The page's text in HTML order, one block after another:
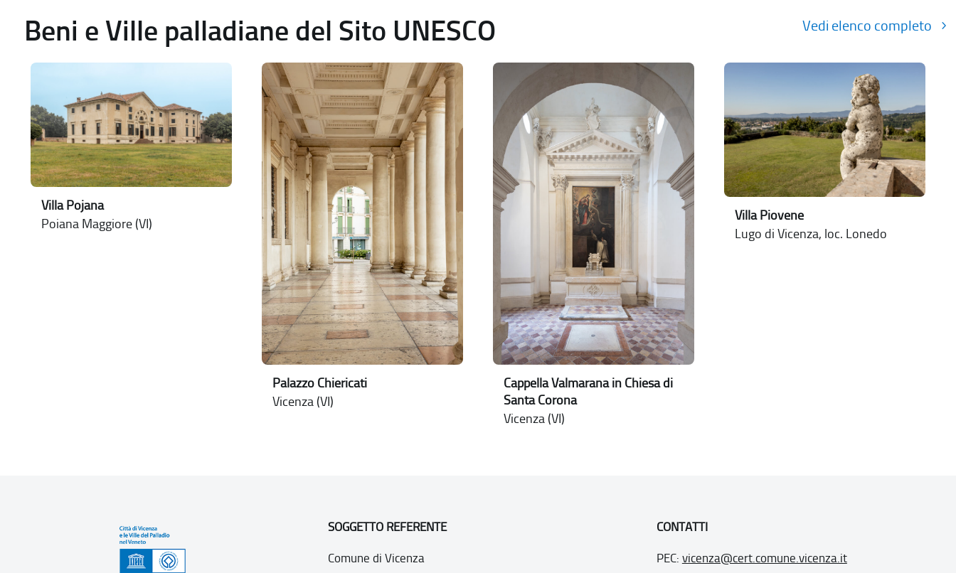
Beni e Ville palladiane del Sito UNESCO Vedi elenco completo
Villa Pojana
Poiana Maggiore (VI)
Palazzo Chiericati
Vicenza (VI)
Cappella Valmarana in Chiesa di
Santa Corona
Vicenza (VI)
Villa Piovene
Lugo di Vicenza, loc. Lonedo
SOGGETTO REFERENTE
Comune di Vicenza
CONTATTI
PEC: vicenza@cert.comune.vicenza.it